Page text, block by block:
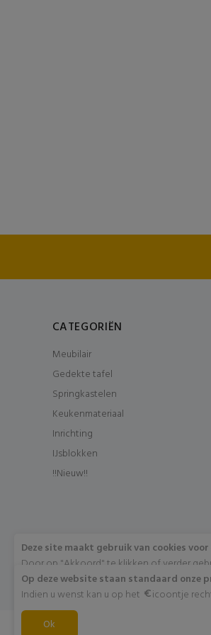
CATEGORIËN
Meubilair
Gedekte tafel
Springkastelen
Keukenmateriaal
Inrichting
IJsblokken
!!Nieuw!!
Deze site maakt gebruik van cookies
Door op "Akkoord" te klikken of verder
met het gebruik van deze cookies. Wens
"Meer info".
Akkoord
Op deze website staan standaard onze
Indien u wenst kan u op het
icoontje
Ok